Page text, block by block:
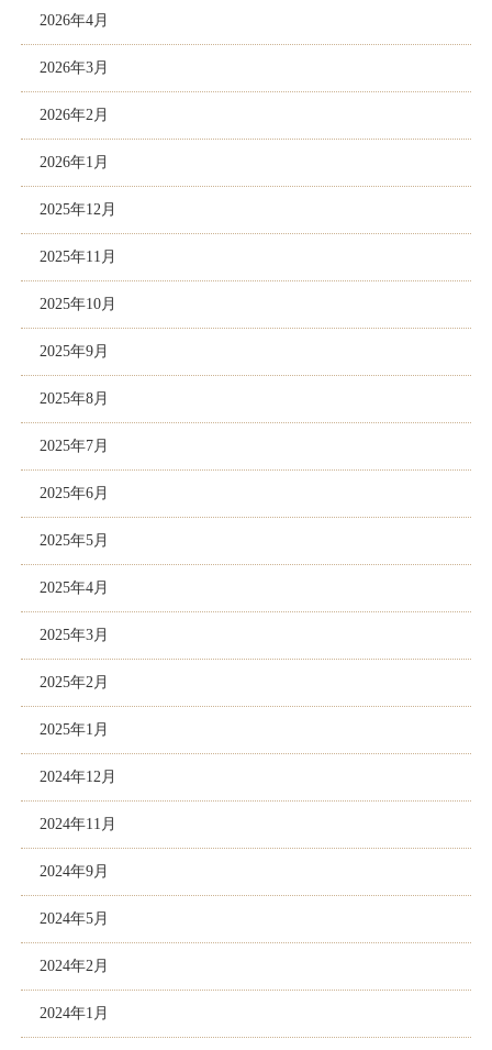
2026年4月
2026年3月
2026年2月
2026年1月
2025年12月
2025年11月
2025年10月
2025年9月
2025年8月
2025年7月
2025年6月
2025年5月
2025年4月
2025年3月
2025年2月
2025年1月
2024年12月
2024年11月
2024年9月
2024年5月
2024年2月
2024年1月